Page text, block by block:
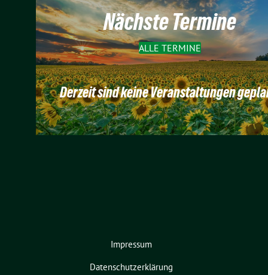
Nächste Termine
ALLE TERMINE
Derzeit sind keine Veranstaltungen
Impressum
Datenschutzerklärung